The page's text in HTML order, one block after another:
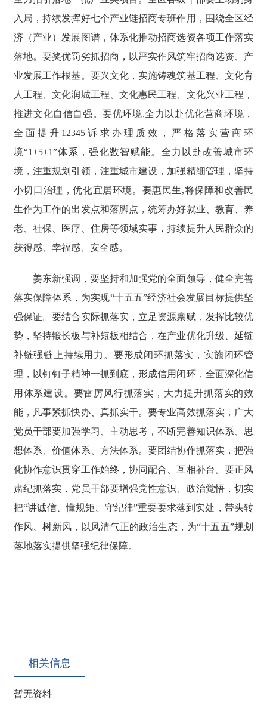
入局，持续发挥好七个产业链招商专班作用，围绕全区经
济（产业）发展图谱，体系化推动招商选资各项工作落实
落地。要奖优罚劣抓招商，以严实作风筑牢招商选资、产
业发展工作根基。要兴文化，实施铸魂筑基工程、文化育
人工程、文化润城工程、文化惠民工程、文化兴业工程，
推进文化自信自强。要优环境,全力以赴优化营商环境，
全面提升12345诉求办理质效，严格落实营商环
境“1+5+1”体系，强化数智赋能。全力以赴改善城市环
境，注重规划引领，注重城市建设，加强精细管理，坚持
小切口治理，优化宜居环境。要惠民生,将保障和改善民
生作为工作的出发点和落脚点，统筹办好就业、教育、养
老、社保、医疗、住房等领域实事，持续提升人民群众的
获得感、幸福感、安全感。
姜东新强调，要坚持和加强党的全面领导，健全完善
落实保障体系，为实现“十五五”经济社会发展目标提供坚
强保证。要结合实际抓落实，立足资源禀赋，发挥比较优
势，坚持锻长板与补短板相结合，在产业优化升级、延链
补链强链上持续用力。要形成闭环抓落实，实施闭环管
理，以钉钉子精神一抓到底，形成信用闭环，全面深化信
用体系建设。要雷厉风行抓落实，大力提升抓落实的效
能，凡事紧抓快办、真抓实干。要专业高效抓落实，广大
党员干部要加强学习、主动思考，不断完善知识体系、思
想体系、价值体系、方法体系。要团结协作抓落实，把强
化协作意识贯穿工作始终，协同配合、互相补台。要正风
肃纪抓落实，党员干部要增强党性意识、政治觉悟，切实
把“讲诚信、懂规矩、守纪律”重要要求落到实处，带头转
作风、树新风，以风清气正的政治生态，为“十五五”规划
落地落实提供坚强纪律保障。
相关信息
暂无资料